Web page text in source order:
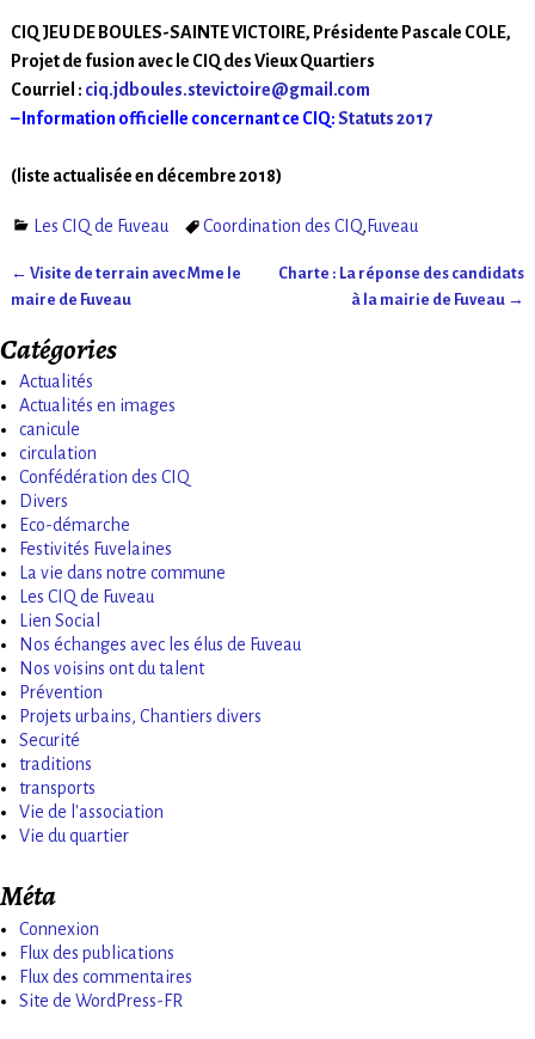
CIQ JEU DE BOULES-SAINTE VICTOIRE, Présidente Pascale COLE,
Projet de fusion avec le CIQ des Vieux Quartiers
Courriel : ciq.jdboules.stevictoire@gmail.com
– Information officielle concernant ce CIQ:Statuts 2017
(liste actualisée en décembre 2018)
Les CIQ de Fuveau Coordination des CIQ, Fuveau
Navigation des articles
← Visite de terrain avec Mme le
maire de Fuveau
Charte : La réponse des candidats
à la mairie de Fuveau →
Catégories
Actualités
Actualités en images
canicule
circulation
Confédération des CIQ
Divers
Eco-démarche
Festivités Fuvelaines
La vie dans notre commune
Les CIQ de Fuveau
Lien Social
Nos échanges avec les élus de Fuveau
Nos voisins ont du talent
Prévention
Projets urbains, Chantiers divers
Securité
traditions
transports
Vie de l'association
Vie du quartier
Méta
Connexion
Flux des publications
Flux des commentaires
Site de WordPress-FR